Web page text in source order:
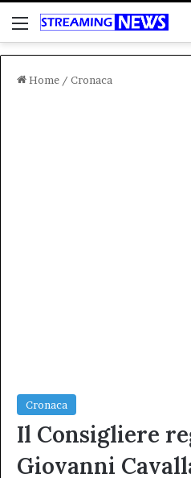
Menu
Home / Cronaca
Cronaca
Il Consigliere
Giovanni